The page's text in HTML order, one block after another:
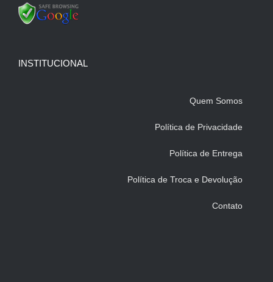
INSTITUCIONAL
Quem Somos
Política de Privacidade
Política de Entrega
Política de Troca e Devolução
Contato